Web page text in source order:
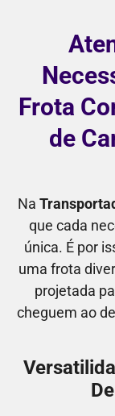
Frota
de
Na
que cada
única. É por
uma frota
projetada
cheguem ao